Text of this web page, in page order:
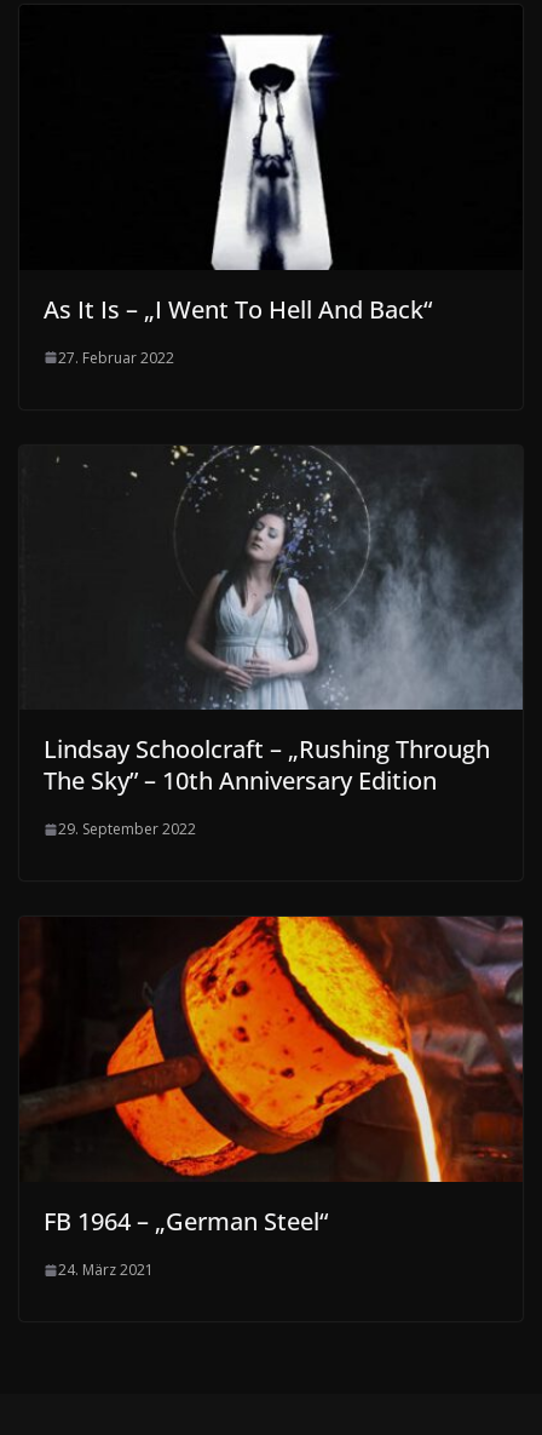
As It Is – „I Went To Hell And Back“
27. Februar 2022
Lindsay Schoolcraft – „Rushing Through
The Sky” – 10th Anniversary Edition
29. September 2022
FB 1964 – „German Steel“
24. März 2021